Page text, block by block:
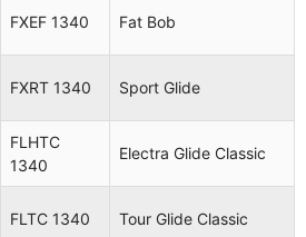
Fat Bob
Roadster
FLH
Electra Glide
FXEF 1340 Fat Bob
FXRT 1340 Sport Glide
FLHTC
1340
Electra Glide Classic
FLTC 1340 Tour Glide Classic